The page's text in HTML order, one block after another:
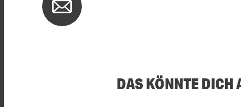
DAS KÖNNTE DICH